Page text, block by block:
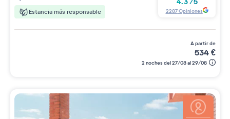
Estancia más responsable 2287Opiniones
a partir de
534€
2 noches del 27/08 al 29/08